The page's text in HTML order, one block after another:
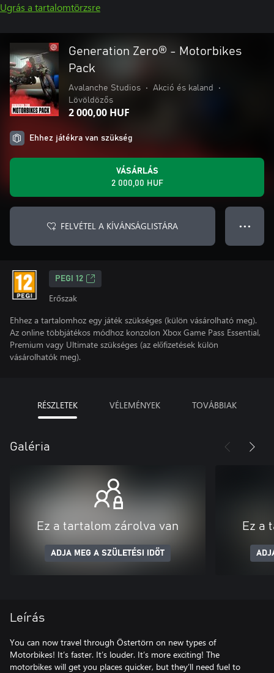
Ugrás a tartalomtörzsre
Generation Zero® - Motorbikes
Pack
Avalanche Studios • Akció és kaland
•
Lövöldözős
2 000,00 HUF
Ehhez játékra van szükség
VÁSÁRLÁS
2 000,00 HUF
FELVÉTEL A KÍVÁNSÁGLISTÁRA ● ● ●
PEGI 12
Erőszak
Ehhez a tartalomhoz egy játék szükséges (külön vásárolható meg).
Az online többjátékos módhoz konzolon Xbox Game Pass Essential,
Premium vagy Ultimate szükséges (az előfizetések külön
vásárolhatók meg).
RÉSZLETEK VÉLEMÉNYEK TOVÁBBIAK
Galéria
Ez a tartalom zárolva van
ADJA MEG A SZÜLETÉSI IDŐT
Ez a
Leírás
You can now travel through Östertörn on new types of
Motorbikes! It’s faster. It’s louder. It’s more exciting! The
motorbikes will get you places quicker, but they’ll need fuel to